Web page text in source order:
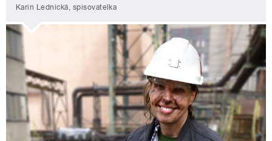
Karin Lednická, spisovatelka